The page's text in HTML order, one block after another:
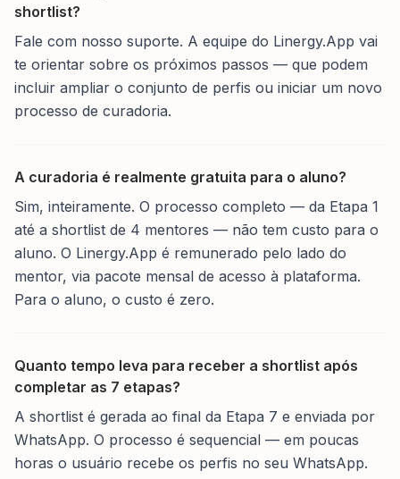
shortlist?
Fale com nosso suporte. A equipe do Linergy.App vai
te orientar sobre os próximos passos — que podem
incluir ampliar o conjunto de perfis ou iniciar um novo
processo de curadoria.
A curadoria é realmente gratuita para o aluno?
Sim, inteiramente. O processo completo — da Etapa 1
até a shortlist de 4 mentores — não tem custo para o
aluno. O Linergy.App é remunerado pelo lado do
mentor, via pacote mensal de acesso à plataforma.
Para o aluno, o custo é zero.
Quanto tempo leva para receber a shortlist após
completar as 7 etapas?
A shortlist é gerada ao final da Etapa 7 e enviada por
WhatsApp. O processo é sequencial — em poucas
horas o usuário recebe os perfis no seu WhatsApp.